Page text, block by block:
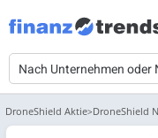
DroneShield Aktie DroneShield